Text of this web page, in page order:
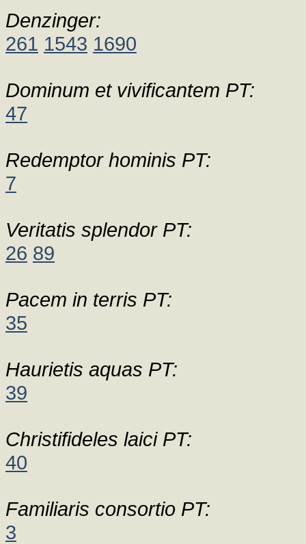
Denzinger:
261 1543 1690
Dominum et vivificantem PT:
47
Redemptor hominis PT:
7
Veritatis splendor PT:
26 89
Pacem in terris PT:
35
Haurietis aquas PT:
39
Christifideles laici PT:
40
Familiaris consortio PT:
3